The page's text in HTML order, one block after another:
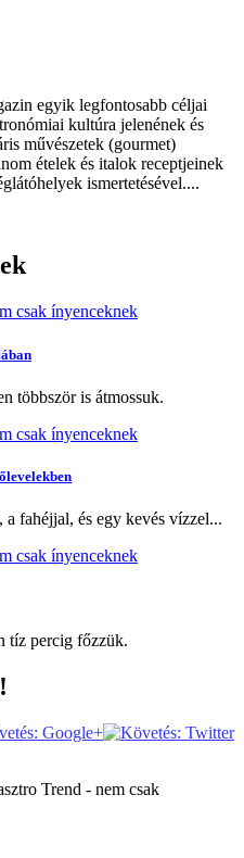
egyik legfontosabb céljai
kultúra jelenének és
művészetek (gourmet)
ételek és italok receptjeinek
ismertetésével....
többször is átmossuk.
a fahéjjal, és egy kevés vízzel...
tíz percig főzzük.
Trend - nem csak